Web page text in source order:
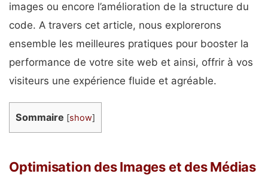
images ou encore l’amélioration de la structure du
code. A travers cet article, nous explorerons
ensemble les meilleures pratiques pour booster la
performance de votre site web et ainsi, offrir à vos
visiteurs une expérience fluide et agréable.
Sommaire [show]
Optimisation des Images et des Médias